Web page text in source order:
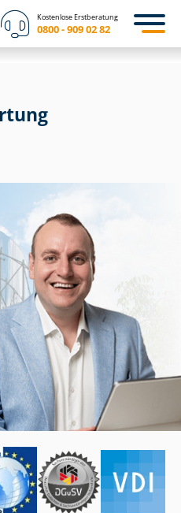
Kostenlose Erstberatung
0800 - 909 02 82